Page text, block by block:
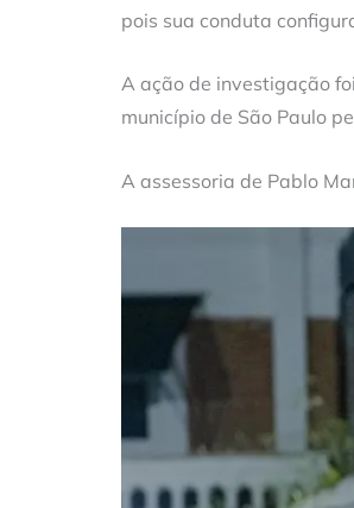
pois sua conduta
A ação de investigação
município de São Paulo
A assessoria de Pablo